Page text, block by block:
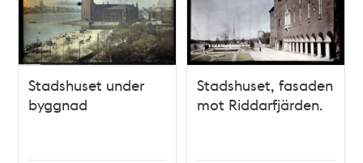
Stadshuset under
byggnad
Stadshuset, fasaden
mot Riddarfjärden.